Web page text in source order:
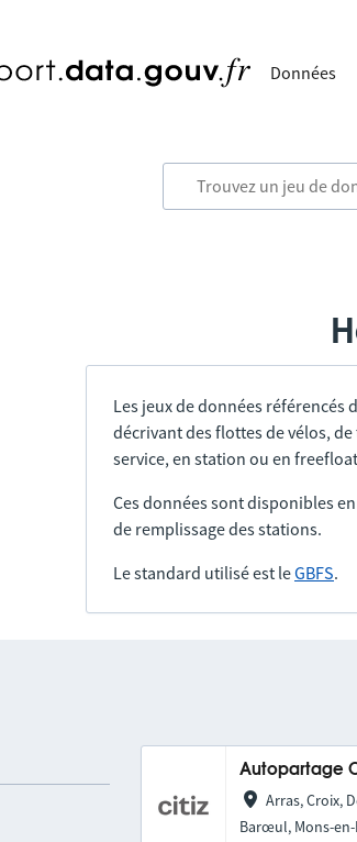
Données
Les jeux de données
décrivant des flottes de vélos,
service, en station ou en
Ces données sont disponibles
de remplissage des stations.
Le standard utilisé est leGBFS.
Autopartage
Arras, Croix,
Barœul, Mons-